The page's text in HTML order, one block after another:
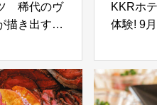
稀代のヴ
描き出す音
KKRホ
体験! 9